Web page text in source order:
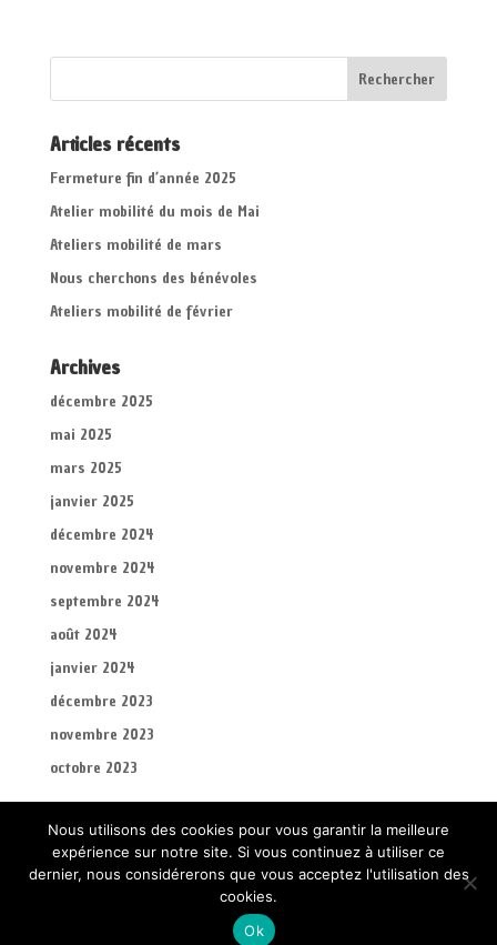
Articles récents
Fermeture fin d’année 2025
Atelier mobilité du mois de Mai
Ateliers mobilité de mars
Nous cherchons des bénévoles
Ateliers mobilité de février
Archives
décembre 2025
mai 2025
mars 2025
janvier 2025
décembre 2024
novembre 2024
septembre 2024
août 2024
janvier 2024
décembre 2023
novembre 2023
octobre 2023
2025-2026 – Contenus : Fitness Club Canéjan – Création
et Hébérgement : Mairie de Canéjan
Nous utilisons des cookies pour vous garantir la meilleure
expérience sur notre site. Si vous continuez à utiliser ce
dernier, nous considérerons que vous acceptez l'utilisation des
cookies.
Ok